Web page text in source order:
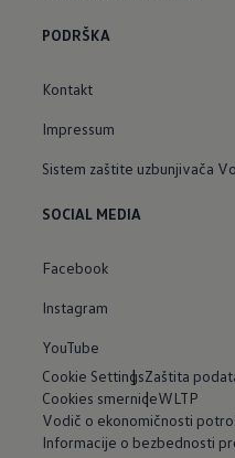
PODRŠKA
Kontakt
Impressum
Sistem zaštite uzbunjivača
SOCIAL MEDIA
Facebook
Instagram
YouTube
Cookie SettingsZaštita
Cookies smerniceWLTP
Vodič o ekonomičnosti
Informacije o bezbednosti